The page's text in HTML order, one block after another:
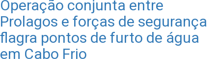
Operação conjunta entre
Prolagos e forças de segurança
flagra pontos de furto de água
em Cabo Frio